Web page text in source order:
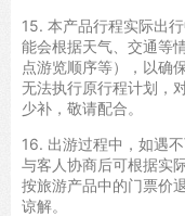
15. 本产品行程实际出
能会根据天气、交通等
点游览顺序等），以确
无法执行原行程计划，
少补，敬请配合。
16. 出游过程中，如遇
与客人协商后可根据实
按旅游产品中的门票价
谅解。